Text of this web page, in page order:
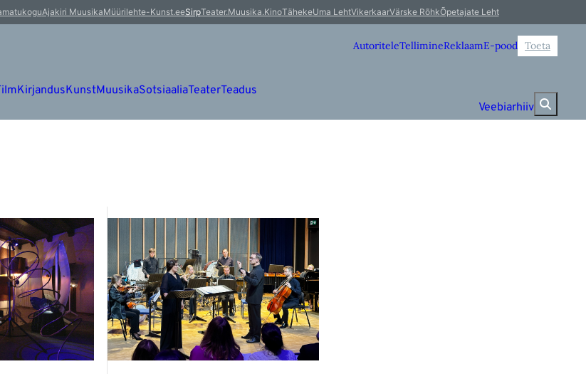
Ajakiri MuusikaMüürilehte-Kunst.eeSirpTeater.Muusika.KinoTähekeUma LehtVikerkaarVärske RõhkÕpetajate Leht
AutoriteleTellimineReklaamE-pood Toeta
KirjandusKunstMuusikaSotsiaaliaTeaterTeadus
Veebiarhiiv